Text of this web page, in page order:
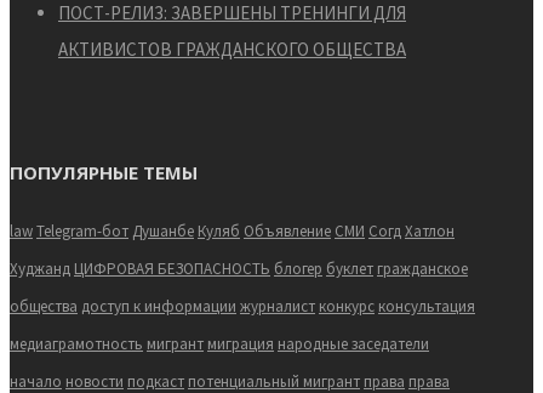
ПОСТ-РЕЛИЗ: ЗАВЕРШЕНЫ ТРЕНИНГИ ДЛЯ
АКТИВИСТОВ ГРАЖДАНСКОГО ОБЩЕСТВА
ПОПУЛЯРНЫЕ ТЕМЫ
lawTelegram-бот Душанбе Куляб Объявление СМИ СогдХатлон
Худжанд ЦИФРОВАЯ БЕЗОПАСНОСТЬ блогер буклет гражданское
общества доступ к информации журналист конкурс консультация
медиаграмотность мигрант миграция народные заседатели
начало новости подкаст потенциальный мигрант права права